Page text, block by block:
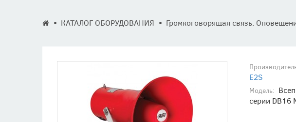
КАТАЛОГ ОБОРУДОВАНИЯ Громкоговорящая связь.
E2S
Модель:
серии DB16